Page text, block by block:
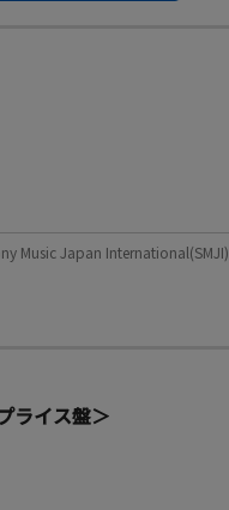
Music Japan International(SMJI)
ライス盤＞